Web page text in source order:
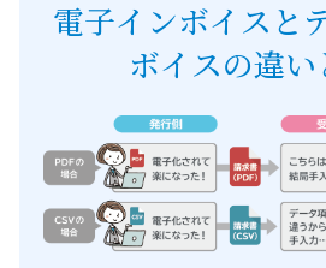
電子インボイスと
ボイスの違い